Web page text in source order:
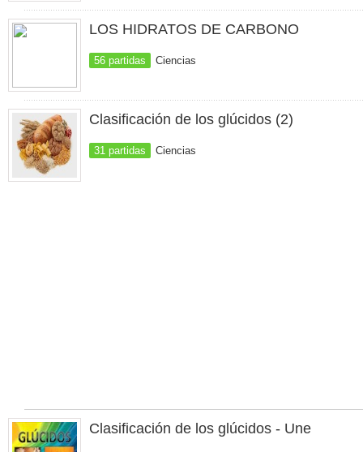
LOS HIDRATOS DE CARBONO
56 partidas Ciencias
Clasificación de los glúcidos (2)
31 partidas Ciencias
Clasificación de los glúcidos - Une